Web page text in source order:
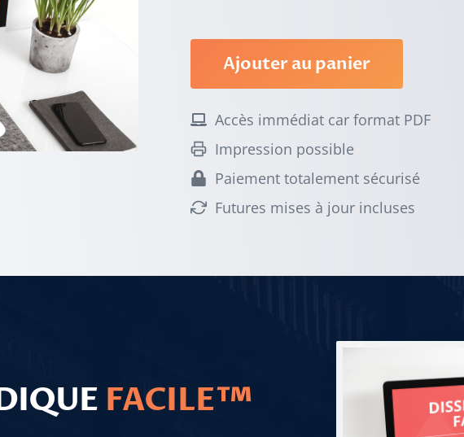
Ajouter au panier
Accès immédiat car format PDF
Impression possible
Paiement totalement sécurisé
Futures mises à jour incluses
FACILE™